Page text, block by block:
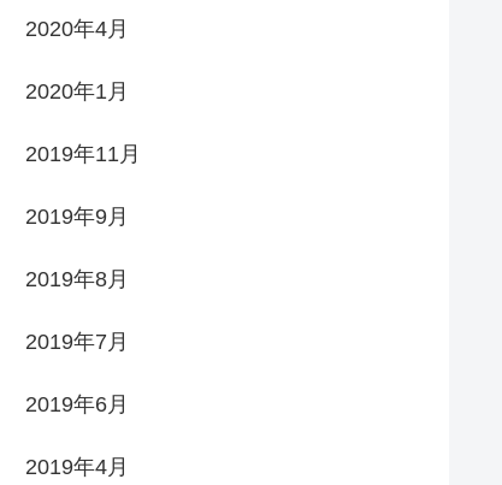
2020年4月
2020年1月
2019年11月
2019年9月
2019年8月
2019年7月
2019年6月
2019年4月